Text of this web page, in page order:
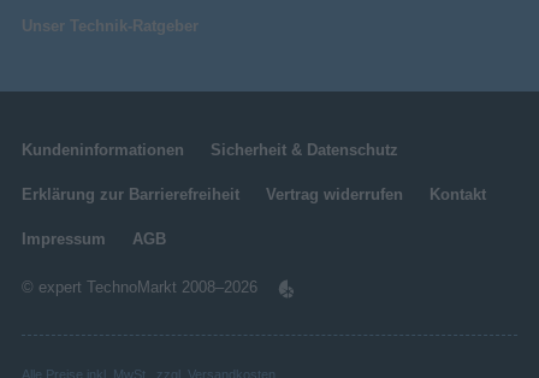
Unser Technik-Ratgeber
Kundeninformationen Sicherheit & Datenschutz
Erklärung zur Barrierefreiheit Vertrag widerrufen Kontakt
Impressum AGB
© expert TechnoMarkt 2008–2026
Alle Preise inkl. MwSt., zzgl. Versandkosten